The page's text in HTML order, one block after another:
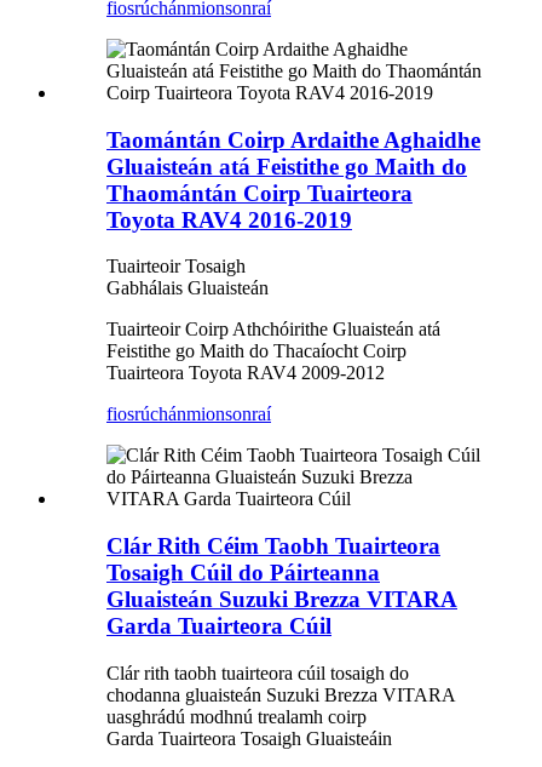
fiosrúchánmionsonraí
Taomántán Coirp Ardaithe Aghaidhe
Gluaisteán atá Feistithe go Maith do
Thaomántán Coirp Tuairteora
Toyota RAV4 2016-2019
Tuairteoir Tosaigh
Gabhálais Gluaisteán
Tuairteoir Coirp Athchóirithe Gluaisteán atá
Feistithe go Maith do Thacaíocht Coirp
Tuairteora Toyota RAV4 2009-2012
fiosrúchánmionsonraí
Clár Rith Céim Taobh Tuairteora
Tosaigh Cúil do Páirteanna
Gluaisteán Suzuki Brezza VITARA
Garda Tuairteora Cúil
Clár rith taobh tuairteora cúil tosaigh do
chodanna gluaisteán Suzuki Brezza VITARA
uasghrádú modhnú trealamh coirp
Garda Tuairteora Tosaigh Gluaisteáin